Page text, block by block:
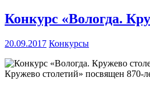
Конкурс «Вологда.
20.09.2017 Конкурсы
Кружево столетий» посвящен 870-